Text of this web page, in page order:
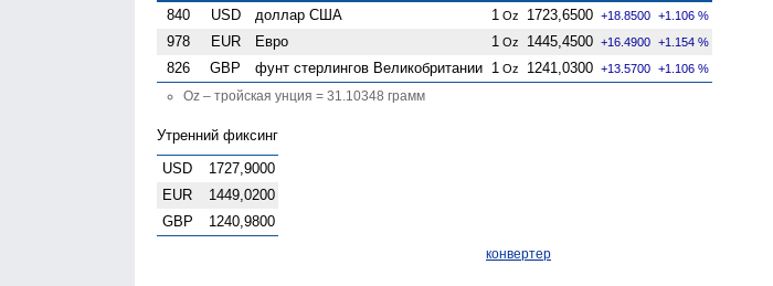
840
USD доллар США 1 Oz 1723,6500 +18.8500 +1.106 %
978 EUR Евро 1 Oz 1445,4500 +16.4900 +1.154 %
826 GBP фунт стерлингов Велико­британии 1 Oz 1241,0300 +13.5700 +1.106 %
Oz – тройская унция = 31.10348 грамм
Утренний фиксинг
USD
1727,9000
EUR
1449,0200
GBP
1240,9800
конвертер